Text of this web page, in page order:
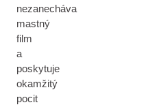
nezanecháva
mastný
film
a
poskytuje
okamžitý
pocit